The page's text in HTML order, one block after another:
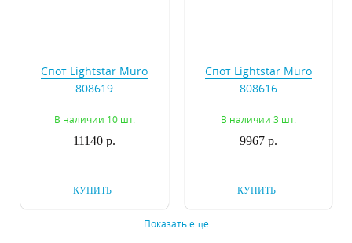
Спот Lightstar Muro
808619
В наличии 10 шт.
11140 р.
КУПИТЬ
Спот Lightstar Muro
808616
В наличии 3 шт.
9967 р.
КУПИТЬ
Показать еще